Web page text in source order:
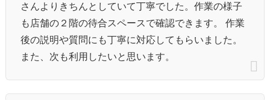
さんよりきちんとしていて丁寧でした。作業の様子
も店舗の２階の待合スペースで確認できます。 作業
後の説明や質問にも丁寧に対応してもらいました。
また、次も利用したいと思います。